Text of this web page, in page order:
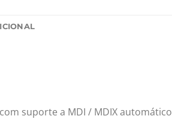
suporte a MDI / MDIX automático